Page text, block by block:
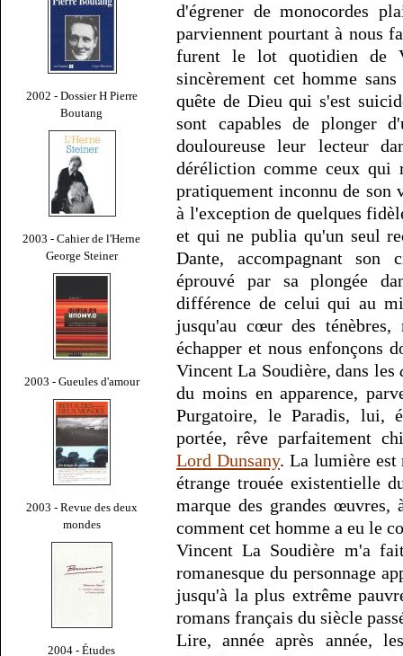
2002 - Dossier H Pierre
Boutang
2003 - Cahier de l'Herne
George Steiner
2003 - Gueules d'amour
2003 - Revue des deux
mondes
2004 - Études
d'égrener de monocordes
parviennent pourtant à nous
furent le lot quotidien de
sincèrement cet homme
quête de Dieu qui s'est
sont capables de plonger
douloureuse leur lecteur
déréliction comme ceux qui
pratiquement inconnu de son
à l'exception de quelques
et qui ne publia qu'un seul
Dante, accompagnant
éprouvé par sa plongée
différence de celui qui au
jusqu'au cœur des ténèbres,
échapper et nous enfonçons
Vincent La Soudière, dans les
du moins en apparence,
Purgatoire, le Paradis, lui,
portée, rêve parfaitement
Lord Dunsany. La lumière est
étrange trouée existentielle
marque des grandes
comment cet homme a eu le
Vincent La Soudière m'a
romanesque du personnage
jusqu'à la plus extrême
romans français du siècle
Lire, année après année,